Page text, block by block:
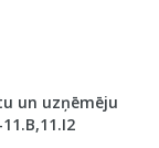
un uzņēmēju